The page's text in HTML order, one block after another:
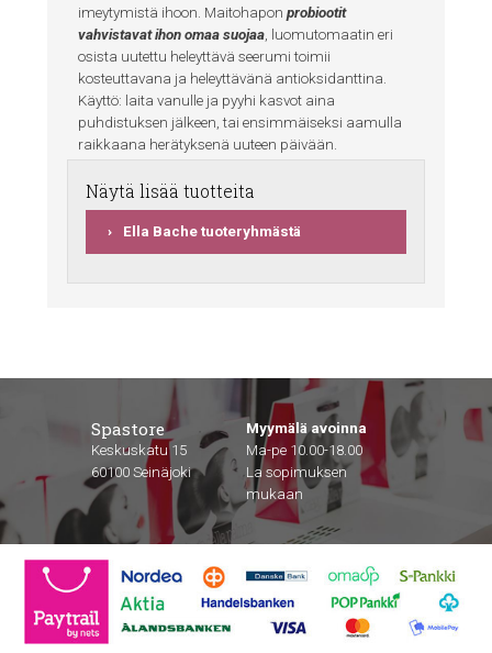
imeytymistä ihoon. Maitohapon probiootit
vahvistavat ihon omaa suojaa, luomutomaatin eri
osista uutettu heleyttävä seerumi toimii
kosteuttavana ja heleyttävänä antioksidanttina.
Käyttö: laita vanulle ja pyyhi kasvot aina
puhdistuksen jälkeen, tai ensimmäiseksi aamulla
raikkaana herätyksenä uuteen päivään.
Näytä lisää tuotteita
Ella Bache tuoteryhmästä
Spastore
Keskuskatu 15
60100 Seinäjoki
Myymälä avoinna
Ma-pe 10.00-18.00
La sopimuksen
mukaan